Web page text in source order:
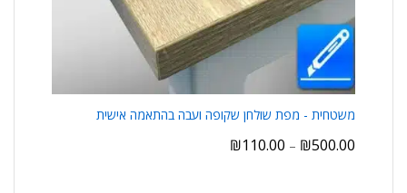
משטחית - מפת שולחן שקופה ועבה בהתאמה אישית
₪110.00 – ₪500.00